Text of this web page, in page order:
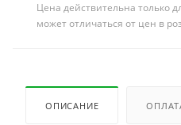
Цена действительна только
может отличаться от цен в
ОПИСАНИЕ